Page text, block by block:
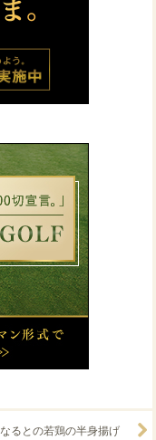
なるとの若鶏の半身揚げ